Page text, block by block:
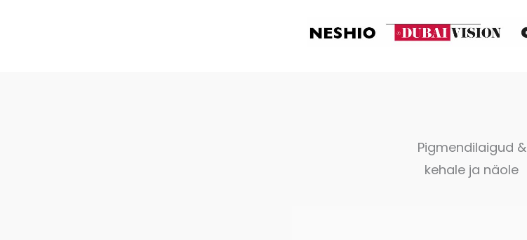
Pigmendilaigud &
kehale ja näole